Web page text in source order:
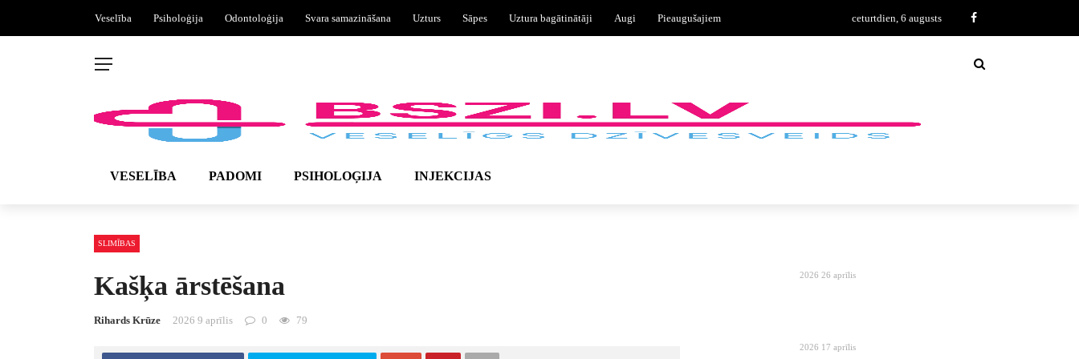
Veselība Psiholoģija Odontoloģija Svara samazināšana Uzturs Sāpes Uztura bagātinātāji Augi Pieaugušajiem ceturtdien, 6 augusts
VESELĪBA PADOMI PSIHOLOĢIJA INJEKCIJAS
SLIMĪBAS
Kašķa ārstēšana
Rihards Krūze 2026 9 aprīlis 0 79
2026 26 aprīlis
2026 17 aprīlis